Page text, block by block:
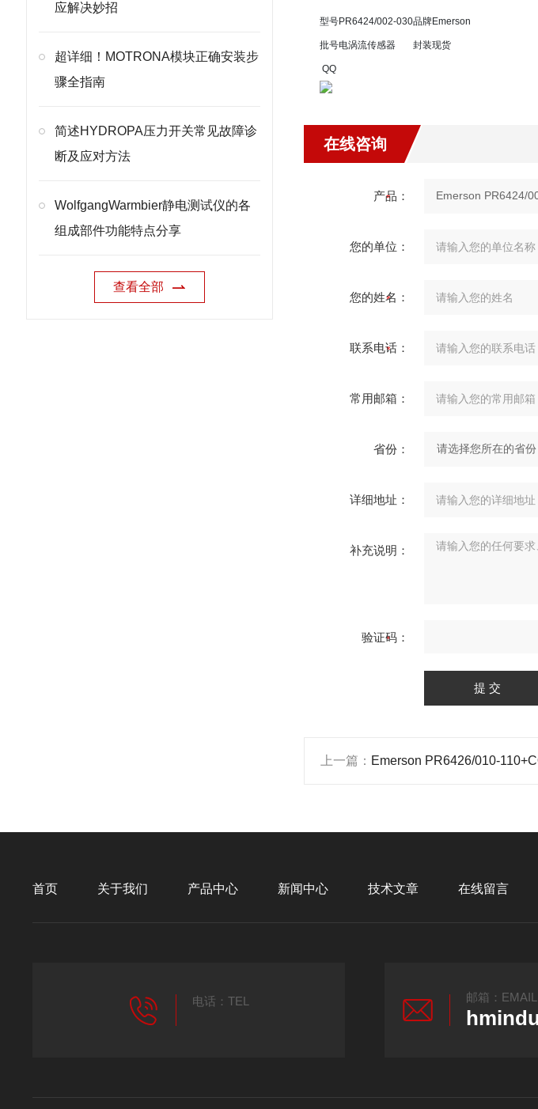
应解决妙招
超详细！MOTRONA模块正确安装步
骤全指南
简述HYDROPA压力开关常见故障诊
断及应对方法
WolfgangWarmbier静电测试仪的各
组成部件功能特点分享
查看全部
型号PR6424/002-030品牌Emerson
批号电涡流传感器 封装现货
QQ
在线咨询
产品：
您的单位：
您的姓名：
联系电话：
常用邮箱：
省份：
详细地址：
补充说明：
验证码：
上一篇： Emerson PR6426/010-110+CON021/
首页 关于我们 产品中心 新闻中心 技术文章 在线留言
电话：TEL 邮箱：EMAIL